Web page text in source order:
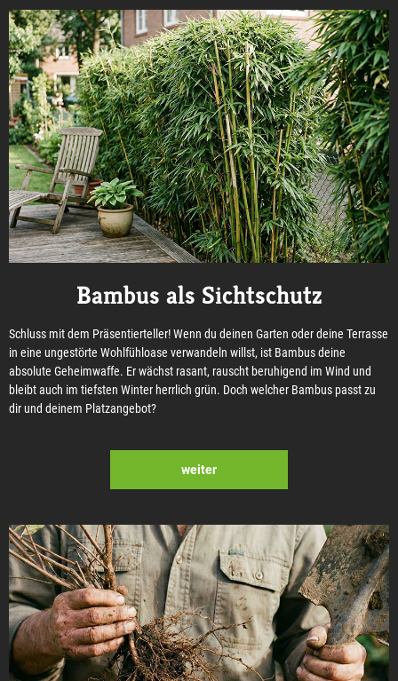
Bambus als Sichtschutz
Schluss mit dem Präsentierteller! Wenn du deinen Garten oder deine Terrasse
in eine ungestörte Wohlfühloase verwandeln willst, ist Bambus deine
absolute Geheimwaffe. Er wächst rasant, rauscht beruhigend im Wind und
bleibt auch im tiefsten Winter herrlich grün. Doch welcher Bambus passt zu
dir und deinem Platzangebot?
weiter